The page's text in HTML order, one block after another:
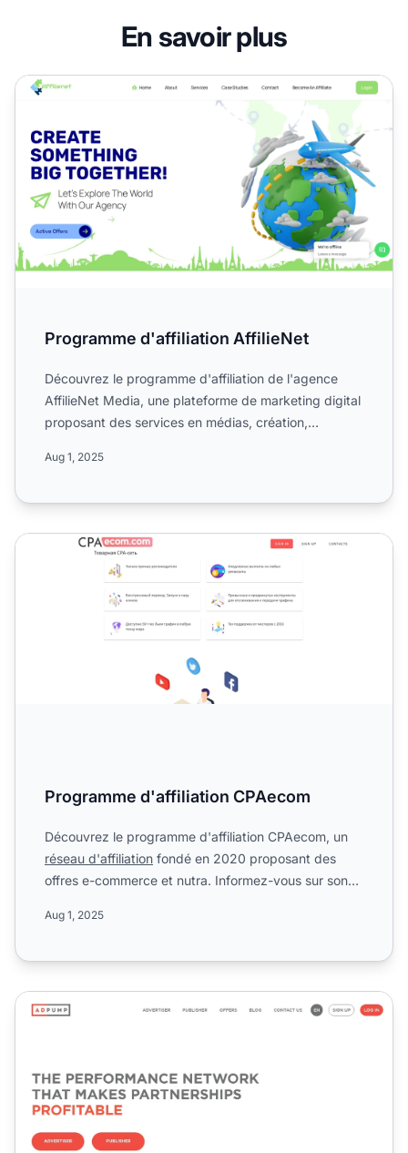
En savoir plus
Programme d'affiliation AffilieNet
Programme d'affiliation AffilieNet
Découvrez le programme d'affiliation de l'agence
AffilieNet Media, une plateforme de marketing digital
proposant des services en médias, création,
Aug 1, 2025
Programme d'affiliation CPAecom
Programme d'affiliation CPAecom
Découvrez le programme d'affiliation CPAecom, un
réseau d'affiliation fondé en 2020 proposant des
offres e-commerce et nutra. Informez-vous sur son
Aug 1, 2025
Programme d'affiliation Adpump